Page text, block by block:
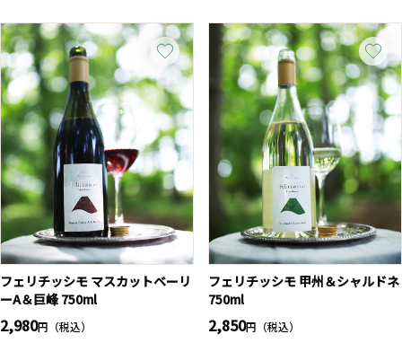
れに応える重厚な旨味とハードな
キレを持った深みのある辛さが特
長です。日本酒の概念を超越した
季節限定酒の味わいをお試しくだ
さい。
55%としっかり磨いており、清涼
感のある香味と二次発酵による天
然のスパークリングは口当たり良
く、弾ける泡が米の旨味と共にサ
ラリと綺麗に流れていきます。後
口もキレがあり、爽やかな味わ
い。キンと冷やしてグラスに注げ
ば上品な味わいに、ダレる事の無
い爽快感が楽しめます。蔵からは
その香味のイメージは限りなく青
だとコメントを頂いております
が、まさに夏の青空のような清々
しさの溢れる季節限定活性生酒で
す。
フェリチッシモ マスカットベーリ
ーA＆巨峰 750ml
2,980円（税込）
フェリチッシモ 甲州＆シャルドネ
750ml
2,850円（税込）